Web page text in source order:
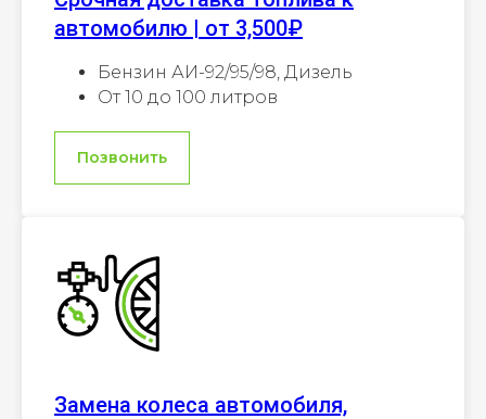
автомобилю | от 3,500₽
Бензин АИ-92/95/98, Дизель
От 10 до 100 литров
Позвонить
Замена колеса автомобиля,